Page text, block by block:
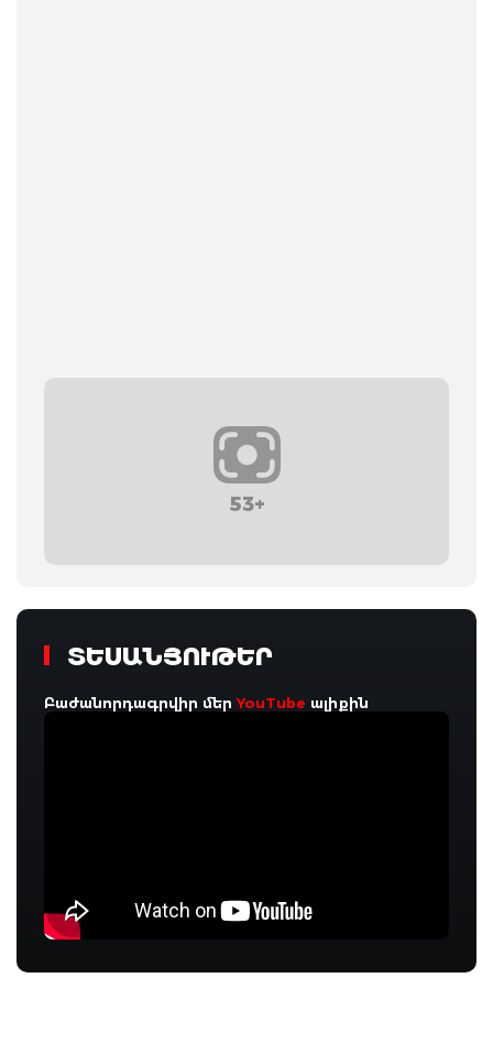
53+
ՏԵՍԱՆՅՈՒԹԵՐ
Բաժանորդագրվիր մերYouTube ալիքին